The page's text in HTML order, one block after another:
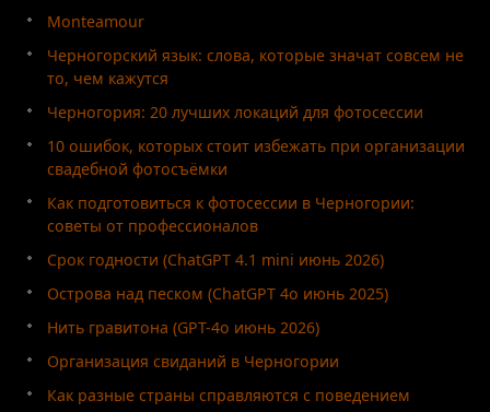
Monteamour
Черногорский язык: слова, которые значат совсем не
то, чем кажутся
Черногория: 20 лучших локаций для фотосессии
10 ошибок, которых стоит избежать при организации
свадебной фотосъёмки
Как подготовиться к фотосессии в Черногории:
советы от профессионалов
Срок годности (ChatGPT 4.1 mini июнь 2026)
Острова над песком (ChatGPT 4o июнь 2025)
Нить гравитона (GPT-4o июнь 2026)
Организация свиданий в Черногории
Как разные страны справляются с поведением